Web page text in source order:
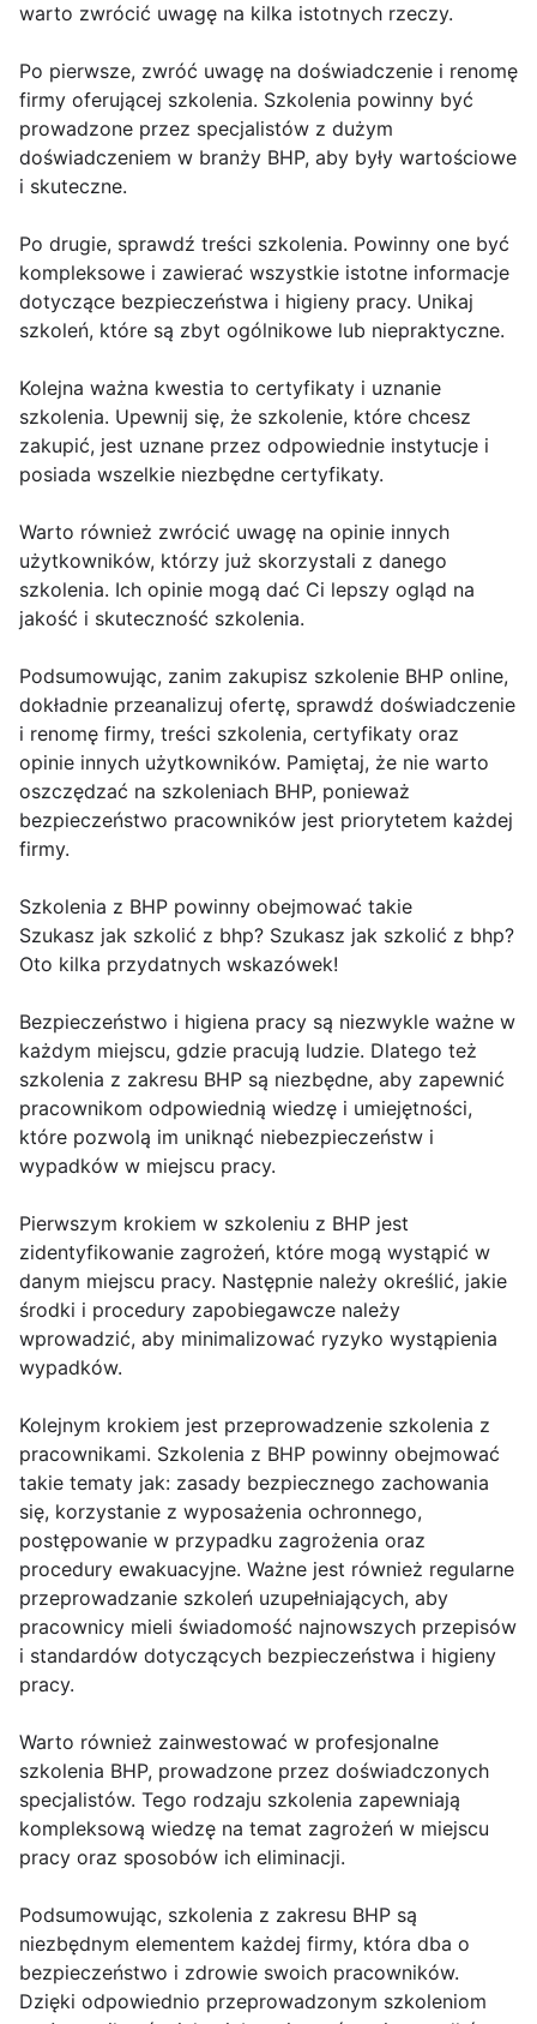
warto zwrócić uwagę na kilka istotnych rzeczy.
Po pierwsze, zwróć uwagę na doświadczenie i renomę
firmy oferującej szkolenia. Szkolenia powinny być
prowadzone przez specjalistów z dużym
doświadczeniem w branży BHP, aby były wartościowe
i skuteczne.
Po drugie, sprawdź treści szkolenia. Powinny one być
kompleksowe i zawierać wszystkie istotne informacje
dotyczące bezpieczeństwa i higieny pracy. Unikaj
szkoleń, które są zbyt ogólnikowe lub niepraktyczne.
Kolejna ważna kwestia to certyfikaty i uznanie
szkolenia. Upewnij się, że szkolenie, które chcesz
zakupić, jest uznane przez odpowiednie instytucje i
posiada wszelkie niezbędne certyfikaty.
Warto również zwrócić uwagę na opinie innych
użytkowników, którzy już skorzystali z danego
szkolenia. Ich opinie mogą dać Ci lepszy ogląd na
jakość i skuteczność szkolenia.
Podsumowując, zanim zakupisz szkolenie BHP online,
dokładnie przeanalizuj ofertę, sprawdź doświadczenie
i renomę firmy, treści szkolenia, certyfikaty oraz
opinie innych użytkowników. Pamiętaj, że nie warto
oszczędzać na szkoleniach BHP, ponieważ
bezpieczeństwo pracowników jest priorytetem każdej
firmy.
Szkolenia z BHP powinny obejmować takie
Szukasz jak szkolić z bhp? Szukasz jak szkolić z bhp?
Oto kilka przydatnych wskazówek!
Bezpieczeństwo i higiena pracy są niezwykle ważne w
każdym miejscu, gdzie pracują ludzie. Dlatego też
szkolenia z zakresu BHP są niezbędne, aby zapewnić
pracownikom odpowiednią wiedzę i umiejętności,
które pozwolą im uniknąć niebezpieczeństw i
wypadków w miejscu pracy.
Pierwszym krokiem w szkoleniu z BHP jest
zidentyfikowanie zagrożeń, które mogą wystąpić w
danym miejscu pracy. Następnie należy określić, jakie
środki i procedury zapobiegawcze należy
wprowadzić, aby minimalizować ryzyko wystąpienia
wypadków.
Kolejnym krokiem jest przeprowadzenie szkolenia z
pracownikami. Szkolenia z BHP powinny obejmować
takie tematy jak: zasady bezpiecznego zachowania
się, korzystanie z wyposażenia ochronnego,
postępowanie w przypadku zagrożenia oraz
procedury ewakuacyjne. Ważne jest również regularne
przeprowadzanie szkoleń uzupełniających, aby
pracownicy mieli świadomość najnowszych przepisów
i standardów dotyczących bezpieczeństwa i higieny
pracy.
Warto również zainwestować w profesjonalne
szkolenia BHP, prowadzone przez doświadczonych
specjalistów. Tego rodzaju szkolenia zapewniają
kompleksową wiedzę na temat zagrożeń w miejscu
pracy oraz sposobów ich eliminacji.
Podsumowując, szkolenia z zakresu BHP są
niezbędnym elementem każdej firmy, która dba o
bezpieczeństwo i zdrowie swoich pracowników.
Dzięki odpowiednio przeprowadzonym szkoleniom